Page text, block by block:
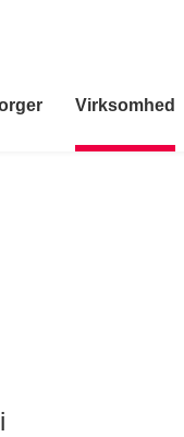
Virksomhed